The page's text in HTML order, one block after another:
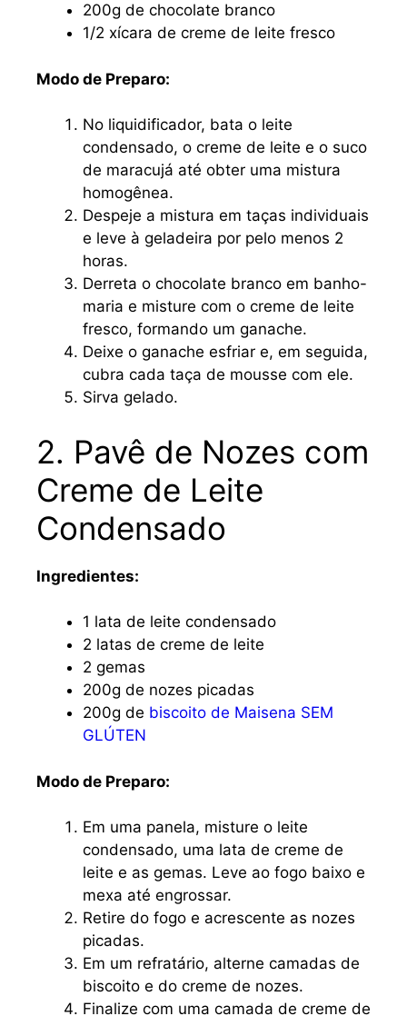
200g de chocolate branco
1/2 xícara de creme de leite fresco
Modo de Preparo:
No liquidificador, bata o leite
condensado, o creme de leite e o suco
de maracujá até obter uma mistura
homogênea.
Despeje a mistura em taças individuais
e leve à geladeira por pelo menos 2
horas.
Derreta o chocolate branco em banho-
maria e misture com o creme de leite
fresco, formando um ganache.
Deixe o ganache esfriar e, em seguida,
cubra cada taça de mousse com ele.
Sirva gelado.
2. Pavê de Nozes com
Creme de Leite
Condensado
Ingredientes:
1 lata de leite condensado
2 latas de creme de leite
2 gemas
200g de nozes picadas
200g de biscoito de Maisena SEM
GLÚTEN
Modo de Preparo:
Em uma panela, misture o leite
condensado, uma lata de creme de
leite e as gemas. Leve ao fogo baixo e
mexa até engrossar.
Retire do fogo e acrescente as nozes
picadas.
Em um refratário, alterne camadas de
biscoito e do creme de nozes.
Finalize com uma camada de creme de